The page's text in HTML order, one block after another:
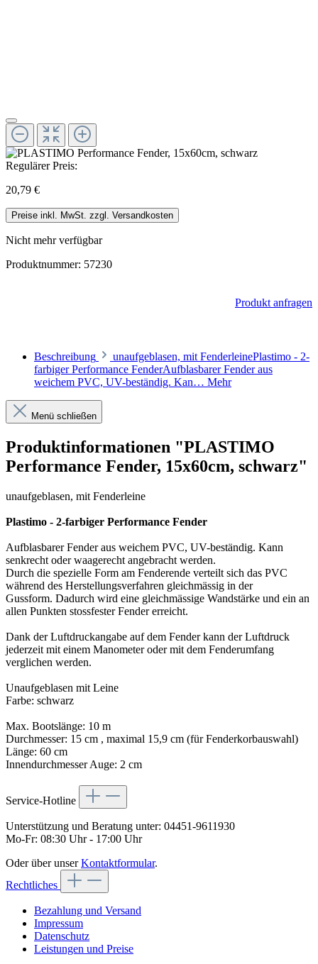
Regulärer Preis:
20,79 €
Preise inkl. MwSt. zzgl. Versandkosten
Nicht mehr verfügbar
Produktnummer: 57230
Produkt anfragen
Beschreibung
unaufgeblasen, mit FenderleinePlastimo - 2-
farbiger Performance FenderAufblasbarer Fender aus
weichem PVC, UV-beständig. Kan… Mehr
Menü schließen
Produktinformationen "PLASTIMO
Performance Fender, 15x60cm, schwarz"
unaufgeblasen, mit Fenderleine
Plastimo - 2-farbiger Performance Fender
Aufblasbarer Fender aus weichem PVC, UV-beständig. Kann
senkrecht oder waagerecht angebracht werden.
Durch die spezielle Form am Fenderende verteilt sich das PVC
während des Herstellungsverfahren gleichmässig in der
Gussform. Dadurch wird eine gleichmässige Wandstärke und ein an
allen Punkten stossfester Fender erreicht.
Dank der Luftdruckangabe auf dem Fender kann der Luftdruck
jederzeit mit einem Manometer oder mit dem Fenderumfang
verglichen werden.
Unaufgeblasen mit Leine
Farbe: schwarz
Max. Bootslänge: 10 m
Durchmesser: 15 cm , maximal 15,9 cm (für Fenderkorbauswahl)
Länge: 60 cm
Innendurchmesser Auge: 2 cm
Service-Hotline
Unterstützung und Beratung unter: 04451-9611930
Mo-Fr: 08:30 Uhr - 17:00 Uhr
Oder über unserKontaktformular.
Rechtliches
Bezahlung und Versand
Impressum
Datenschutz
Leistungen und Preise